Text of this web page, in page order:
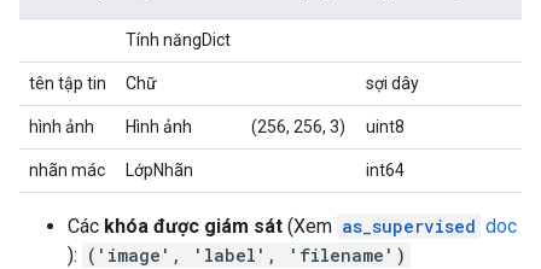
Tính năngDict
tên tập tin Chữ sợi dây
hình ảnh Hình ảnh (256, 256, 3) uint8
nhãn mác LớpNhãn int64
Các khóa được giám sát (Xem as_supervised doc
): ('image', 'label', 'filename')